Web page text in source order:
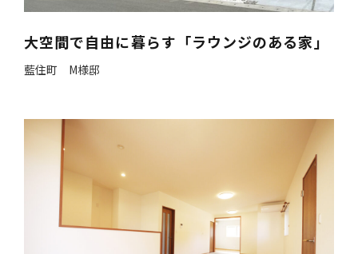
大空間で自由に暮らす「ラウンジのある家」
藍住町 M様邸